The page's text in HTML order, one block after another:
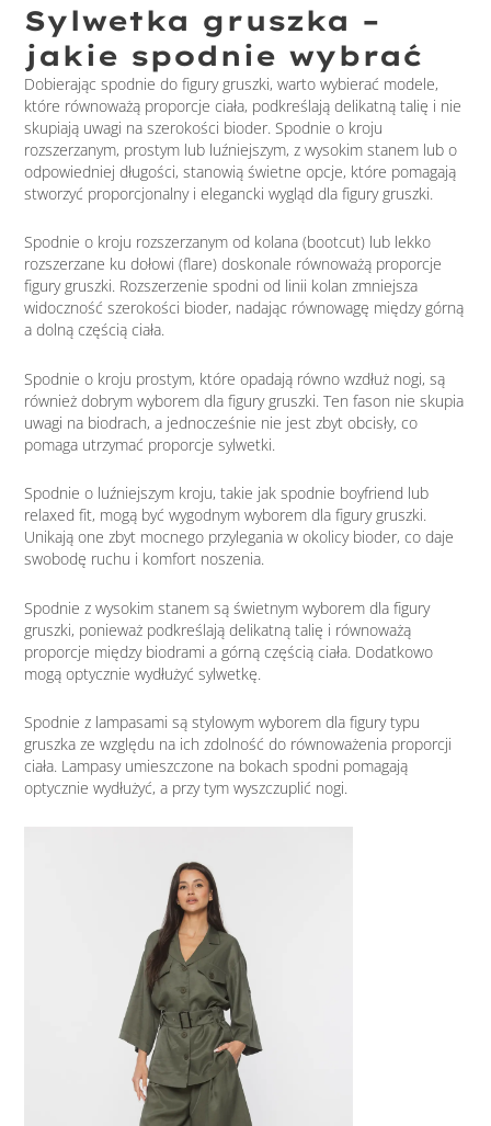
Sylwetka gruszka –
jakie spodnie wybrać
Dobierając spodnie do figury gruszki, warto wybierać modele,
które równoważą proporcje ciała, podkreślają delikatną talię i nie
skupiają uwagi na szerokości bioder. Spodnie o kroju
rozszerzanym, prostym lub luźniejszym, z wysokim stanem lub o
odpowiedniej długości, stanowią świetne opcje, które pomagają
stworzyć proporcjonalny i elegancki wygląd dla figury gruszki.
Spodnie o kroju rozszerzanym od kolana (bootcut) lub lekko
rozszerzane ku dołowi (flare) doskonale równoważą proporcje
figury gruszki. Rozszerzenie spodni od linii kolan zmniejsza
widoczność szerokości bioder, nadając równowagę między górną
a dolną częścią ciała.
Spodnie o kroju prostym, które opadają równo wzdłuż nogi, są
również dobrym wyborem dla figury gruszki. Ten fason nie skupia
uwagi na biodrach, a jednocześnie nie jest zbyt obcisły, co
pomaga utrzymać proporcje sylwetki.
Spodnie o luźniejszym kroju, takie jak spodnie boyfriend lub
relaxed fit, mogą być wygodnym wyborem dla figury gruszki.
Unikają one zbyt mocnego przylegania w okolicy bioder, co daje
swobodę ruchu i komfort noszenia.
Spodnie z wysokim stanem są świetnym wyborem dla figury
gruszki, ponieważ podkreślają delikatną talię i równoważą
proporcje między biodrami a górną częścią ciała. Dodatkowo
mogą optycznie wydłużyć sylwetkę.
Spodnie z lampasami są stylowym wyborem dla figury typu
gruszka ze względu na ich zdolność do równoważenia proporcji
ciała. Lampasy umieszczone na bokach spodni pomagają
optycznie wydłużyć, a przy tym wyszczuplić nogi.